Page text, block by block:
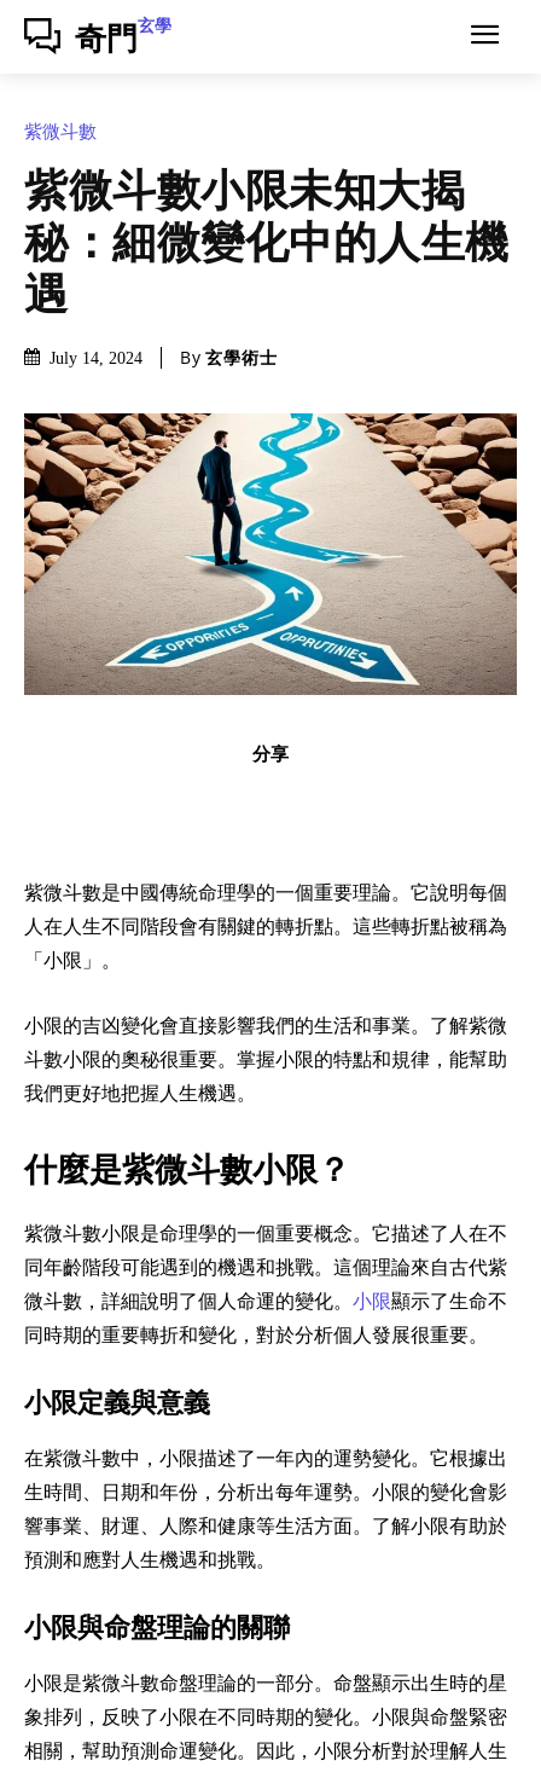
奇門 玄學
紫微斗數
紫微斗數小限未知大揭
秘：細微變化中的人生機
遇
July 14, 2024 By 玄學術士
分享
紫微斗數是中國傳統命理學的一個重要理論。它說明每個
人在人生不同階段會有關鍵的轉折點。這些轉折點被稱為
「小限」。
小限的吉凶變化會直接影響我們的生活和事業。了解紫微
斗數小限的奧秘很重要。掌握小限的特點和規律，能幫助
我們更好地把握人生機遇。
什麼是紫微斗數小限？
紫微斗數小限是命理學的一個重要概念。它描述了人在不
同年齡階段可能遇到的機遇和挑戰。這個理論來自古代紫
微斗數，詳細說明了個人命運的變化。 小限顯示了生命不
同時期的重要轉折和變化，對於分析個人發展很重要。
小限定義與意義
在紫微斗數中，小限描述了一年內的運勢變化。它根據出
生時間、日期和年份，分析出每年運勢。小限的變化會影
響事業、財運、人際和健康等生活方面。了解小限有助於
預測和應對人生機遇和挑戰。
小限與命盤理論的關聯
小限是紫微斗數命盤理論的一部分。命盤顯示出生時的星
象排列，反映了小限在不同時期的變化。小限與命盤緊密
相關，幫助預測命運變化。因此，小限分析對於理解人生